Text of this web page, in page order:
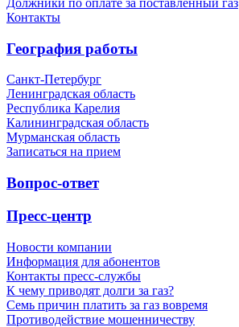
Должники по оплате за поставленный газ
Контакты
География работы
Санкт-Петербург
Ленинградская область
Республика Карелия
Калининградская область
Мурманская область
Записаться на прием
Вопрос-ответ
Пресс-центр
Новости компании
Информация для абонентов
Контакты пресс-службы
К чему приводят долги за газ?
Семь причин платить за газ вовремя
Противодействие мошенничеству